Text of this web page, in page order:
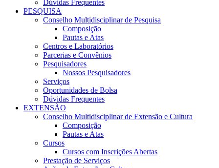
Dúvidas Frequentes
PESQUISA
Conselho Multidisciplinar de Pesquisa
Composição
Pautas e Atas
Centros e Laboratórios
Parcerias e Convênios
Pesquisadores
Nossos Pesquisadores
Serviços
Oportunidades de Bolsa
Dúvidas Frequentes
EXTENSÃO
Conselho Multidisciplinar de Extensão e Cultura
Composição
Pautas e Atas
Cursos
Cursos com Inscrições Abertas
Prestação de Serviços